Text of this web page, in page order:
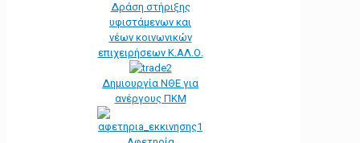
Δράση στήριξης
υφιστάμενων και
νέων κοινωνικών
επιχειρήσεων Κ.ΑΛ.Ο.
Δημιουργία ΝΘΕ για
ανέργους ΠΚΜ